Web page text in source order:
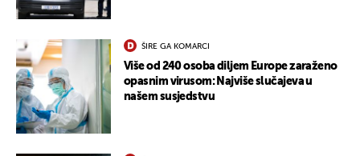
ŠIRE GA KOMARCI
Više od 240 osoba diljem Europe zaraženo
opasnim virusom: Najviše slučajeva u
našem susjedstvu